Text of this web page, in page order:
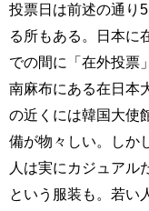
投票日は前述の通り
る所もある。日本に
での間に「在外投票
南麻布にある在日本
の近くには韓国大使
備が物々しい。しか
人は実にカジュアル
という服装も。若い